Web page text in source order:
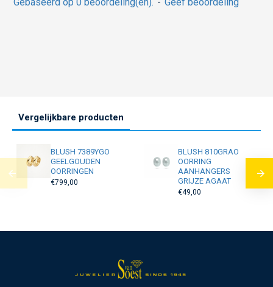
Vergelijkbare producten
BLUSH 7389YGO
GEELGOUDEN
OORRINGEN
€799,00
BLUSH 810GRAO
OORRING
AANHANGERS
GRIJZE AGAAT
€49,00